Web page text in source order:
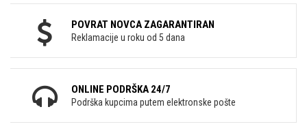
POVRAT NOVCA ZAGARANTIRAN
Reklamacije u roku od 5 dana
ONLINE PODRŠKA 24/7
Podrška kupcima putem elektronske pošte